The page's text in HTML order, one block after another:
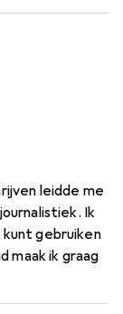
leidde me
Ik
gebruiken
maak ik graag